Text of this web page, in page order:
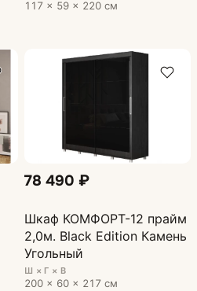
117 × 59 × 220 см
78 490 ₽
Шкаф КОМФОРТ-12 прайм
2,0м. Black Edition Камень
Угольный
Ш × Г × В
200 × 60 × 217 см